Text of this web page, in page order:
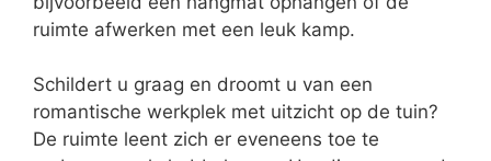
ruimte afwerken met een leuk kamp.
Schildert u graag en droomt u van een
romantische werkplek met uitzicht op de tuin?
De ruimte leent zich er eveneens toe te